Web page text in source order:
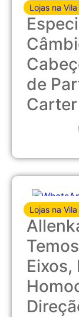
Lojas na
de
Carter
Lojas na
Eixos,